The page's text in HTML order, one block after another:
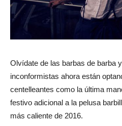
Olvídate de las barbas de barba
inconformistas ahora están
centelleantes como la última
festivo adicional a la pelusa
más caliente de 2016.